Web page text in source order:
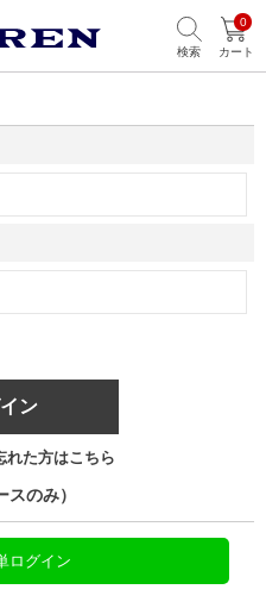
検索
0
カート
ン
れた方はこちら
のみ）
ログイン